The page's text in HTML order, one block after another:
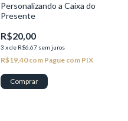
Personalizando a Caixa do
Presente
R$20,00
3 xde R$6,67 sem juros
R$19,40com Pague com PIX
Comprar